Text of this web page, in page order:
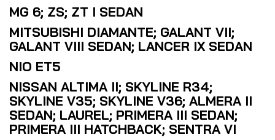
MG 6; ZS; ZT I SEDAN
MITSUBISHI DIAMANTE; GALANT VII;
GALANT VIII SEDAN; LANCER IX SEDAN
NIO ET5
NISSAN ALTIMA II; SKYLINE R34;
SKYLINE V35; SKYLINE V36; ALMERA II
SEDAN; LAUREL; PRIMERA III SEDAN;
PRIMERA III HATCHBACK; SENTRA VI